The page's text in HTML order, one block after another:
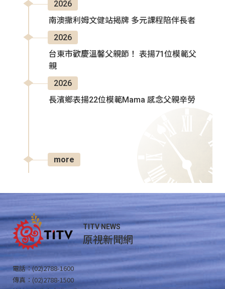
2026
南澳撒利姆文健站揭牌 多元課程陪伴長者
2026
台東市歡慶溫馨父親節！ 表揚71位模範父
親
2026
長濱鄉表揚22位模範Mama 感念父親辛勞
more
TITV NEWS
原視新聞網
電話：(02)2788-1600
傳真：(02)2788-1500